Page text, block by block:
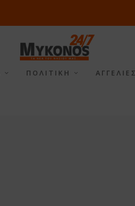
ΠΟΛΙΤΙΚΗ ΑΓΓΕΛΙΕΣ